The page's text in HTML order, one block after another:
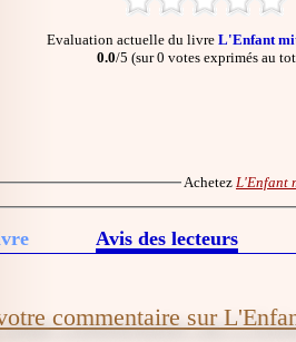
Evaluation actuelle du livre L'Enfant
0.0/5 (sur 0 votes exprimés au
Achetez L'Enfant
Avis des lecteurs
commentaire sur